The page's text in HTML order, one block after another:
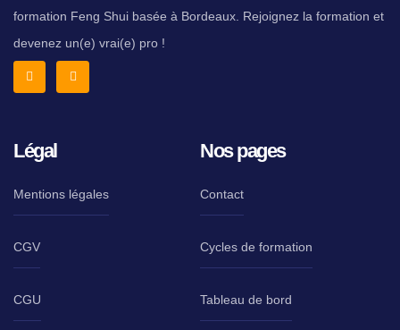
formation Feng Shui basée à Bordeaux. Rejoignez la formation et
devenez un(e) vrai(e) pro !
Légal
Mentions légales
CGV
CGU
Nos pages
Contact
Cycles de formation
Tableau de bord